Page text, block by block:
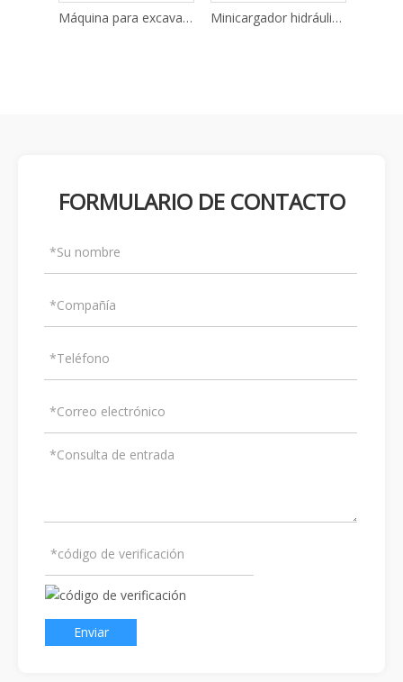
Minicargador hidráulico sobre orugas ZLKY20 Máquina cargadora continua Z-17WYK Cralwer
FORMULARIO DE CONTACTO
Enviar